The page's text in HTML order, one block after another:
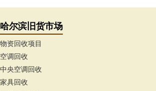
哈尔滨旧货市场
物资回收项目
空调回收
中央空调回收
家具回收